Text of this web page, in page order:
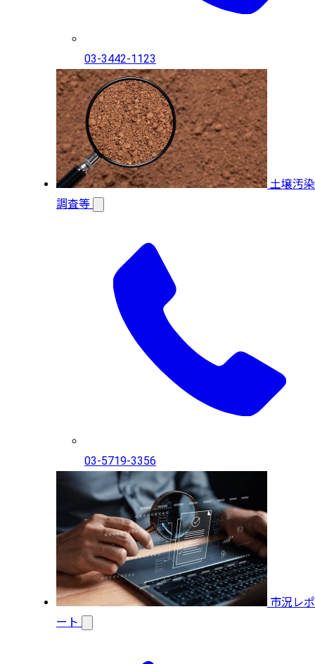
03-3442-1123
土壌汚染
調査等
03-5719-3356
市況レポ
ート